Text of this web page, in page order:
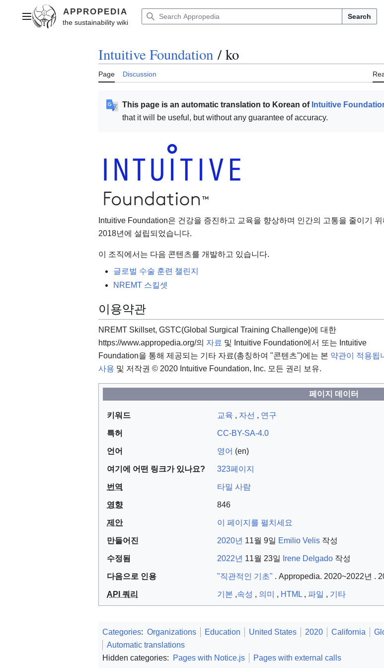
contentMain menu Search
Intuitive Foundation / ko
Page Discussion
This page is an automatic translation to Korean of Intuitive
that it will be useful, but without any guarantee of accuracy.
Intuitive Foundation은 건강을 증진하고 교육을 향상하며 인간의 고통을 줄이기 위
2018년에 설립되었습니다.
이 조직에서는 다음 콘텐츠를 개발하고 있습니다.
글로벌 수술 훈련 챌린지
NREMT 스킬셋
이용약관
NREMT Skillset, GSTC(Global Surgical Training Challenge)에 대한
https://www.appropedia.org/의 자료 및 Intuitive Foundation에서 또는 Intuitive
Foundation을 통해 제공되는 기타 자료(총칭하여 "콘텐츠")에는 본 약관이 적용됩
사용 및 저작권 © 2020 Intuitive Foundation, Inc. 모든 권리 보유.
페이지 데이터
키워드 교육 , 자선 , 연구
특허 CC-BY-SA-4.0
언어 영어 (en)
여기에 어떤 링크가 있나요? 323페이지
번역 타밀 사람
영향 846
제안 이 페이지를 펼치세요
만들어진 2020년 11월 9일 Emilio Velis 작성
수정됨 2022년 11월 23일 Irene Delgado 작성
다음으로 인용 "직관적인 기초" . Appropedia. 2020~2022년 .
API 쿼리 기본 ,속성 , 의미 , HTML , 파일 , 기타
Categories: Organizations Education United States 2020 California
Automatic translations
Hidden categories:
Pages with Notice.js Pages with external calls